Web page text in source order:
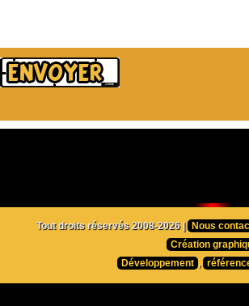
Tout droits réservés 2008-2026 |
Nous
Création
Développement ,